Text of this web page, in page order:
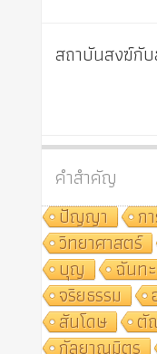
สถาบันสงฆ์กั
คำสำคัญ
ปัญญา
ก
วิทยาศาสตร์
บุญ
ฉันทะ
จริยธรรม
สันโดษ
ตั
กัลยาณมิตร